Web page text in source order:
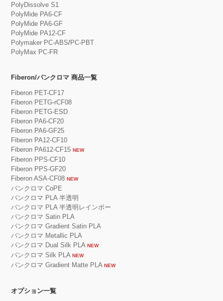
PolyDissolve S1
PolyMide PA6-CF
PolyMide PA6-GF
PolyMide PA12-CF
Polymaker PC-ABS/PC-PBT
PolyMax PC-FR
Fiberon/パンクロマ 商品一覧
Fiberon PET-CF17
Fiberon PETG-rCF08
Fiberon PETG-ESD
Fiberon PA6-CF20
Fiberon PA6-GF25
Fiberon PA12-CF10
Fiberon PA612-CF15 NEW
Fiberon PPS-CF10
Fiberon PPS-GF20
Fiberon ASA-CF08 NEW
パンクロマ CoPE
パンクロマ PLA 半透明
パンクロマ PLA 半透明レインボー
パンクロマ Satin PLA
パンクロマ Gradient Satin PLA
パンクロマ Metallic PLA
パンクロマ Dual Silk PLA NEW
パンクロマ Silk PLA NEW
パンクロマ Gradient Matte PLA NEW
オプション一覧